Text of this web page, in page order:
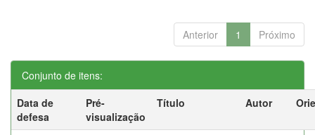
Anterior 1 Próximo
Conjunto de itens:
Data de
defesa
Pré-
visualização
Título Autor